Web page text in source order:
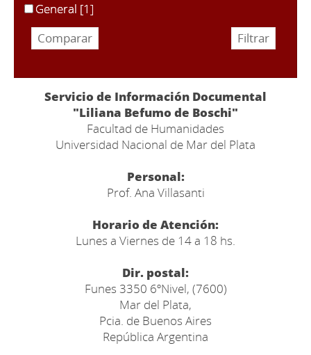
General [1]
Servicio de Información Documental
"Liliana Befumo de Boschi"
Facultad de Humanidades
Universidad Nacional de Mar del Plata
Personal:
Prof. Ana Villasanti
Horario de Atención:
Lunes a Viernes de 14 a 18 hs.
Dir. postal:
Funes 3350 6ºNivel, (7600)
Mar del Plata,
Pcia. de Buenos Aires
República Argentina